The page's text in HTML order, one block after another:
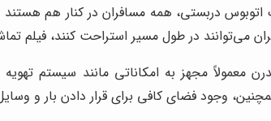
اتوبوس دربستی، همه مسافران در کنار هم
در طول مسیر استراحت کنند، فیلم
معمولاً مجهز به امکاناتی مانند سیستم
وجود فضای کافی برای قرار دادن بار و